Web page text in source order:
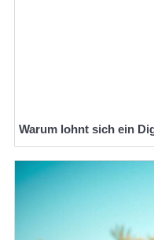
Warum lohnt sich ein